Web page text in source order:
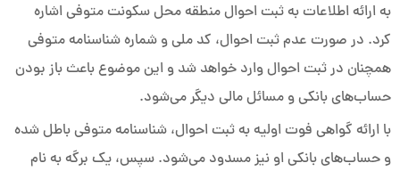
به ارائه اطلاعات به ثبت احوال منطقه محل سکونت متوفی اشاره
کرد. در صورت عدم ثبت احوال، کد ملی و شماره شناسنامه متوفی
همچنان در ثبت احوال وارد خواهد شد و این موضوع باعث باز بودن
حساب‌های بانکی و مسائل مالی دیگر می‌شود.
با ارائه گواهی فوت اولیه به ثبت احوال، شناسنامه متوفی باطل شده
و حساب‌های بانکی او نیز مسدود می‌شود. سپس، یک برگه به نام